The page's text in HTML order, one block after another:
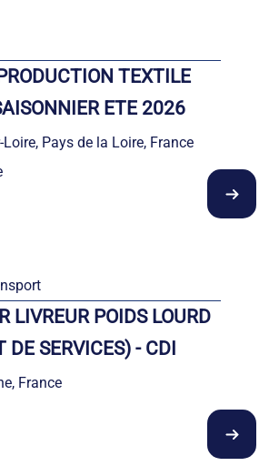
TEXTILE
ETE 2026
Pays de la Loire, France
LIVREUR POIDS LOURD
DE SERVICES) - CDI
France